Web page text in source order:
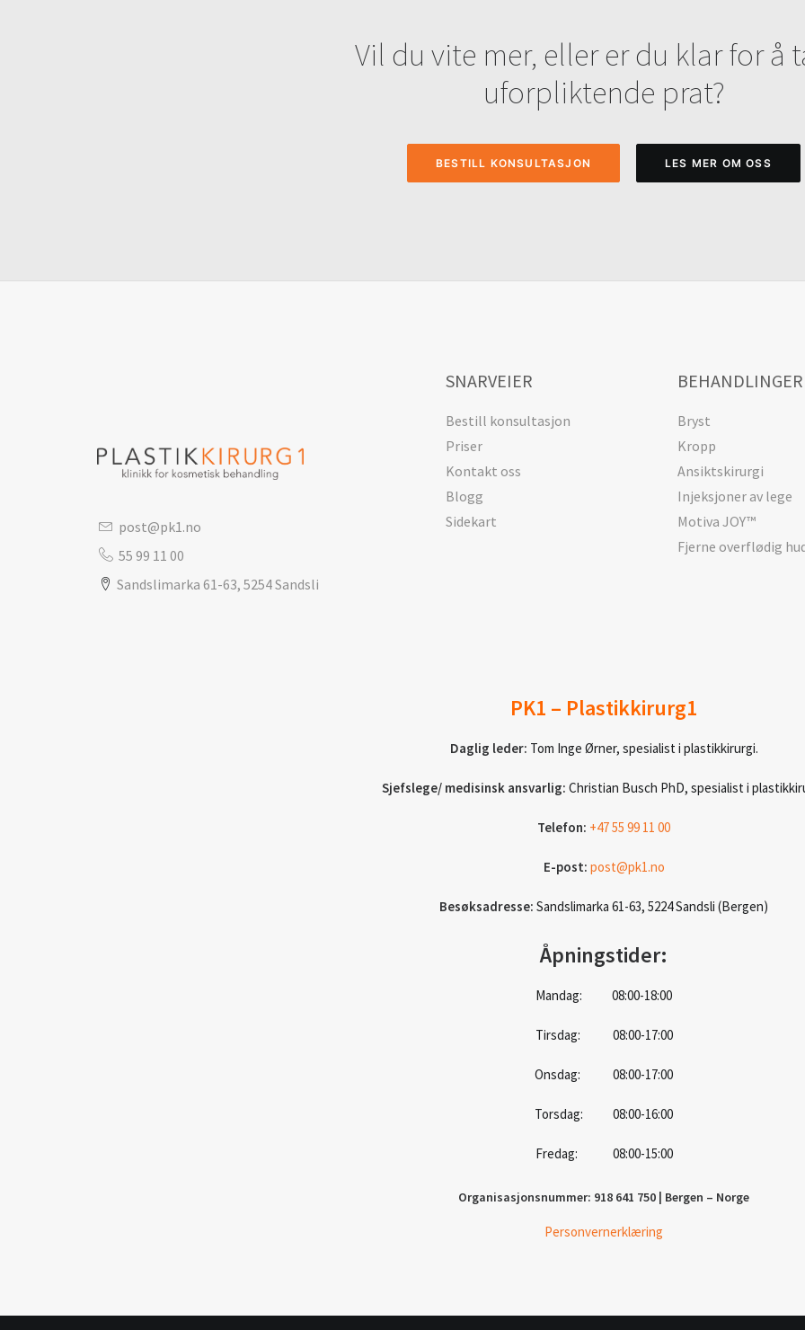
Vil du vite mer, eller er du klar for å
uforpliktende prat?
BESTILL KONSULTASJON LES MER OM OSS
post@pk1.no
55 99 11 00
Sandslimarka 61-63, 5254 Sandsli
SNARVEIER
Bestill konsultasjon
Priser
Kontakt oss
Blogg
Sidekart
BEHANDLINGER
Bryst
Kropp
Ansiktskirurgi
Injeksjoner av lege
Motiva JOY™
Fjerne overflødig
PK1 – Plastikkirurg1
Daglig leder: Tom Inge Ørner, spesialist i plastikkirurgi.
Sjefslege/ medisinsk ansvarlig: Christian Busch PhD, spesialist i
Telefon: +47 55 99 11 00
E-post: post@pk1.no
Besøksadresse: Sandslimarka 61-63, 5224 Sandsli (Bergen)
Åpningstider:
Mandag: 08:00-18:00
Tirsdag: 08:00-17:00
Onsdag: 08:00-17:00
Torsdag: 08:00-16:00
Fredag: 08:00-15:00
Organisasjonsnummer: 918 641 750 | Bergen – Norge
Personvernerklæring